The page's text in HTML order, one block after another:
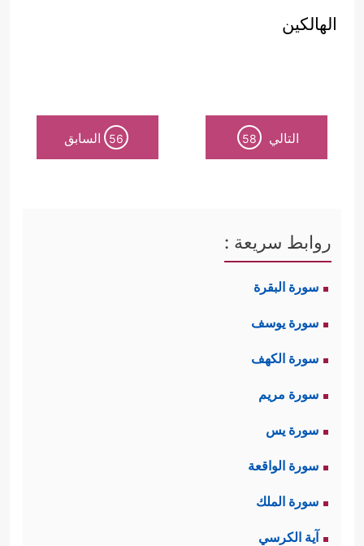
الهالكين
التالي 58
56 السابق
روابط سريعة :
سورة البقرة
سورة يوسف
سورة الكهف
سورة مريم
سورة يس
سورة الواقعة
سورة الملك
آية الكرسي